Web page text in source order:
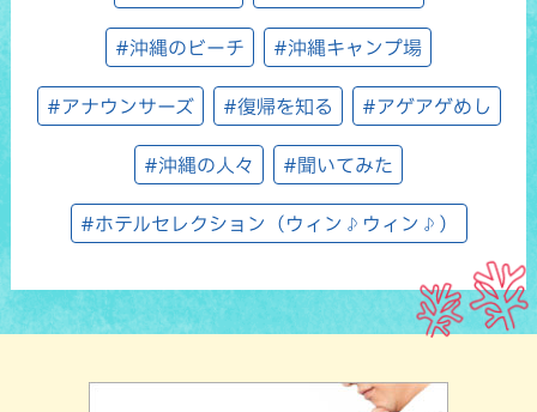
#沖縄のビーチ #沖縄キャンプ場
#アナウンサーズ #復帰を知る #アゲアゲめし
#沖縄の人々 #聞いてみた
#ホテルセレクション（ウィン♪ウィン♪）